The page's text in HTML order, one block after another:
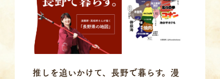
推しを追いかけて、長野で暮らす。漫